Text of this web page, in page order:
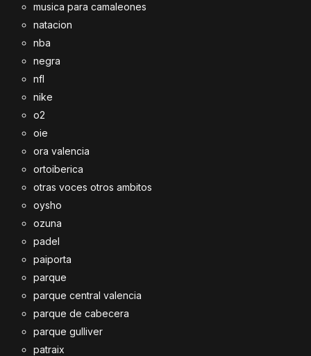
musica para camaleones
natacion
nba
negra
nfl
nike
o2
oie
ora valencia
ortoiberica
otras voces otros ambitos
oysho
ozuna
padel
paiporta
parque
parque central valencia
parque de cabecera
parque gulliver
patraix